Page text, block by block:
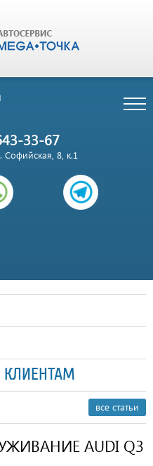
33-67
Софийская, 8, к.1
все статьи
AUDI Q3